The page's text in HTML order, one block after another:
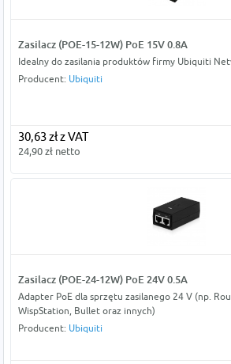
Zasilacz (POE-15-12W) PoE 15V 0.8A
Idealny do zasilania produktów firmy Ubiquiti
Producent: Ubiquiti
30,63 zł z VAT
24,90 zł netto
Zasilacz (POE-24-12W) PoE 24V 0.5A
Adapter PoE dla sprzętu zasilanego 24 V (np.
WispStation, Bullet oraz innych)
Producent: Ubiquiti